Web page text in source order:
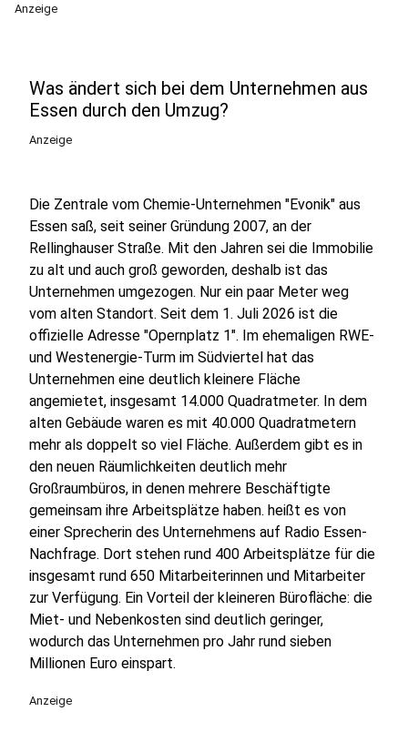
Anzeige
Was ändert sich bei dem Unternehmen aus
Essen durch den Umzug?
Anzeige
Die Zentrale vom Chemie-Unternehmen "Evonik" aus
Essen saß, seit seiner Gründung 2007, an der
Rellinghauser Straße. Mit den Jahren sei die Immobilie
zu alt und auch groß geworden, deshalb ist das
Unternehmen umgezogen. Nur ein paar Meter weg
vom alten Standort. Seit dem 1. Juli 2026 ist die
offizielle Adresse "Opernplatz 1". Im ehemaligen RWE-
und Westenergie-Turm im Südviertel hat das
Unternehmen eine deutlich kleinere Fläche
angemietet, insgesamt 14.000 Quadratmeter. In dem
alten Gebäude waren es mit 40.000 Quadratmetern
mehr als doppelt so viel Fläche. Außerdem gibt es in
den neuen Räumlichkeiten deutlich mehr
Großraumbüros, in denen mehrere Beschäftigte
gemeinsam ihre Arbeitsplätze haben. heißt es von
einer Sprecherin des Unternehmens auf Radio Essen-
Nachfrage. Dort stehen rund 400 Arbeitsplätze für die
insgesamt rund 650 Mitarbeiterinnen und Mitarbeiter
zur Verfügung. Ein Vorteil der kleineren Bürofläche: die
Miet- und Nebenkosten sind deutlich geringer,
wodurch das Unternehmen pro Jahr rund sieben
Millionen Euro einspart.
Anzeige